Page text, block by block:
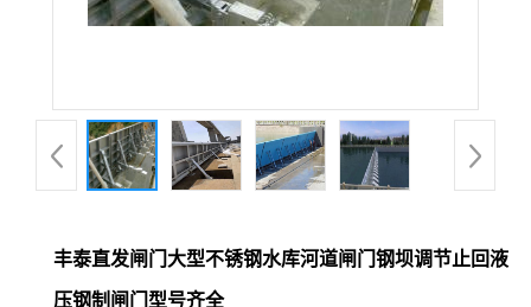
丰泰直发闸门大型不锈钢水库河道闸门钢坝调节止回液
压钢制闸门型号齐全